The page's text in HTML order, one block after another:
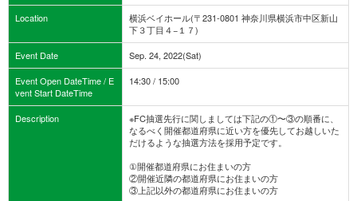
Location
横浜ベイホール(〒231-0801 神奈川県横浜市中区新山
下３丁目４−１７)
Event Date
Sep. 24, 2022(Sat)
Event Open DateTime / E
vent Start DateTime
14:30 / 15:00
Description
※FC抽選先行に関しましては下記の①〜③の順番に、
なるべく開催都道府県に近い方を優先してお越しいた
だけるような抽選方法を採用予定です。
①開催都道府県にお住まいの方
②開催近隣の都道府県にお住まいの方
③上記以外の都道府県にお住まいの方